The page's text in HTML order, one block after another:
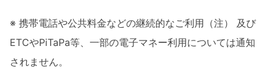
※ 携帯電話や公共料金などの継続的なご利用（注） 及び
ETCやPiTaPa等、一部の電子マネー利用については通知
されません。